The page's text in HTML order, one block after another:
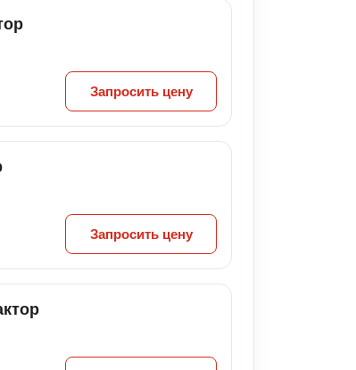
Запросить цену
Запросить цену